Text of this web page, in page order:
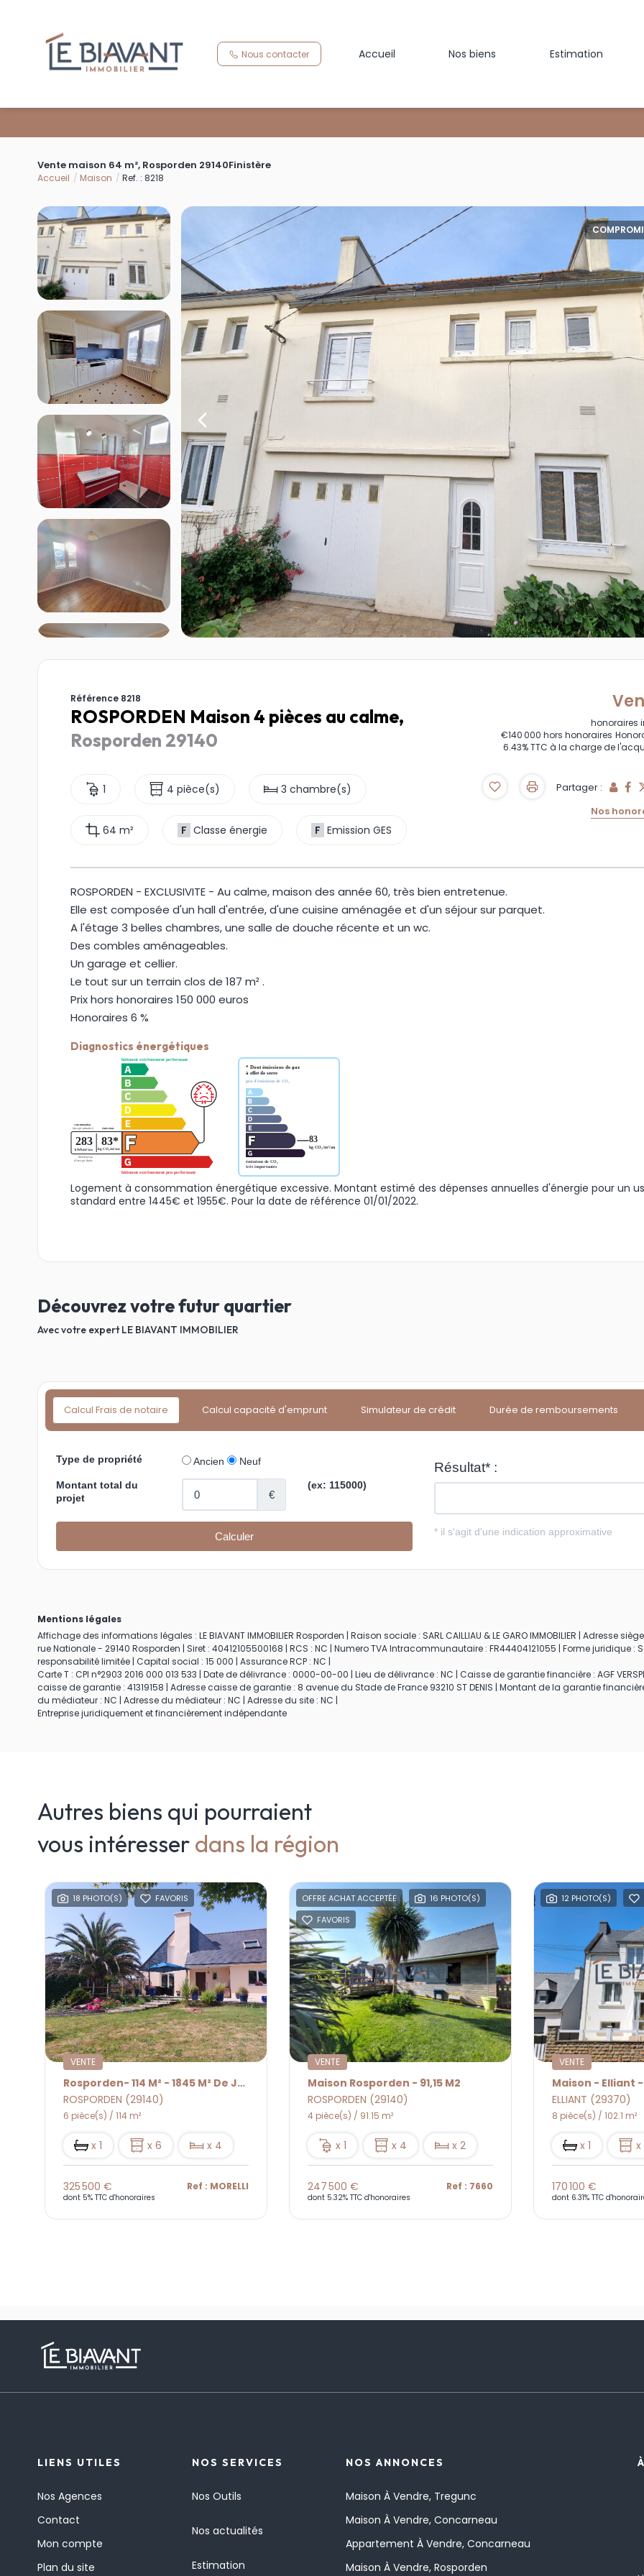
Nous contacter Accueil Nos biens Estimation
Vente maison 64 m², Rosporden 29140Finistère
Accueil Maison Ref. : 8218
Référence 8218
ROSPORDEN Maison 4 pièces au calme,
Rosporden 29140
1 4 pièce(s) 3 chambre(s)
64 m² F Classe énergie F Emission GES
honoraires
€140 000 hors honoraires
6.43% TTC à la charge de
Partager :
Nos
ROSPORDEN - EXCLUSIVITE - Au calme, maison des année 60, très bien entretenue.
Elle est composée d'un hall d'entrée, d'une cuisine aménagée et d'un séjour sur parquet.
A l'étage 3 belles chambres, une salle de douche récente et un wc.
Des combles aménageables.
Un garage et cellier.
Le tout sur un terrain clos de 187 m² .
Prix hors honoraires 150 000 euros
Honoraires 6 %
Diagnostics énergétiques
Logement à consommation énergétique excessive. Montant estimé des dépenses annuelles d'énergie pour un
standard entre 1445€ et 1955€. Pour la date de référence 01/01/2022.
Découvrez votre futur quartier
Avec votre expert LE BIAVANT IMMOBILIER
Calcul Frais de notaire Calcul capacité d'emprunt Simulateur de crédit Durée de remboursements
Mentions légales
Affichage des informations légales : LE BIAVANT IMMOBILIER Rosporden | Raison sociale : SARL CAILLIAU & LE GARO IMMOBILIER | Adresse
rue Nationale - 29140 Rosporden | Siret : 40412105500168 | RCS : NC | Numero TVA Intracommunautaire : FR44404121055 | Forme juridique :
responsabilité limitée | Capital social : 15 000 | Assurance RCP : NC |
Carte T : CPI n°2903 2016 000 013 533 | Date de délivrance : 0000-00-00 | Lieu de délivrance : NC | Caisse de garantie financière : AGF
caisse de garantie : 41319158 | Adresse caisse de garantie : 8 avenue du Stade de France 93210 ST DENIS | Montant de la garantie
du médiateur : NC | Adresse du médiateur : NC | Adresse du site : NC |
Entreprise juridiquement et financièrement indépendante
Autres biens qui pourraient
vous intéresser dans la région
18 PHOTO(S) FAVORIS
VENTE
Rosporden- 114 M² - 1845 M² De Jardin
ROSPORDEN (29140)
6 pièce(s) / 114 m²
x 1 x 6 x 4
325 500 €
dont 5% TTC d'honoraires
Ref : MORELLI
OFFRE ACHAT ACCEPTÉE
16 PHOTO(S)
FAVORIS
VENTE
Maison Rosporden - 91,15 M2
ROSPORDEN (29140)
4 pièce(s) / 91.15 m²
x 1 x 4 x 2
247 500 €
dont 5.32% TTC d'honoraires
Ref : 7660
12 PHOTO(S)
VENTE
Maison - Elliant -
ELLIANT (29370)
8 pièce(s) / 102.1 m²
x 1 x
170 100 €
dont 6.31% TTC
LIENS UTILES
Nos Agences
Contact
Mon compte
Plan du site
NOS SERVICES
Nos Outils
Nos actualités
Estimation
NOS ANNONCES
Maison À Vendre, Tregunc
Maison À Vendre, Concarneau
Appartement À Vendre, Concarneau
Maison À Vendre, Rosporden